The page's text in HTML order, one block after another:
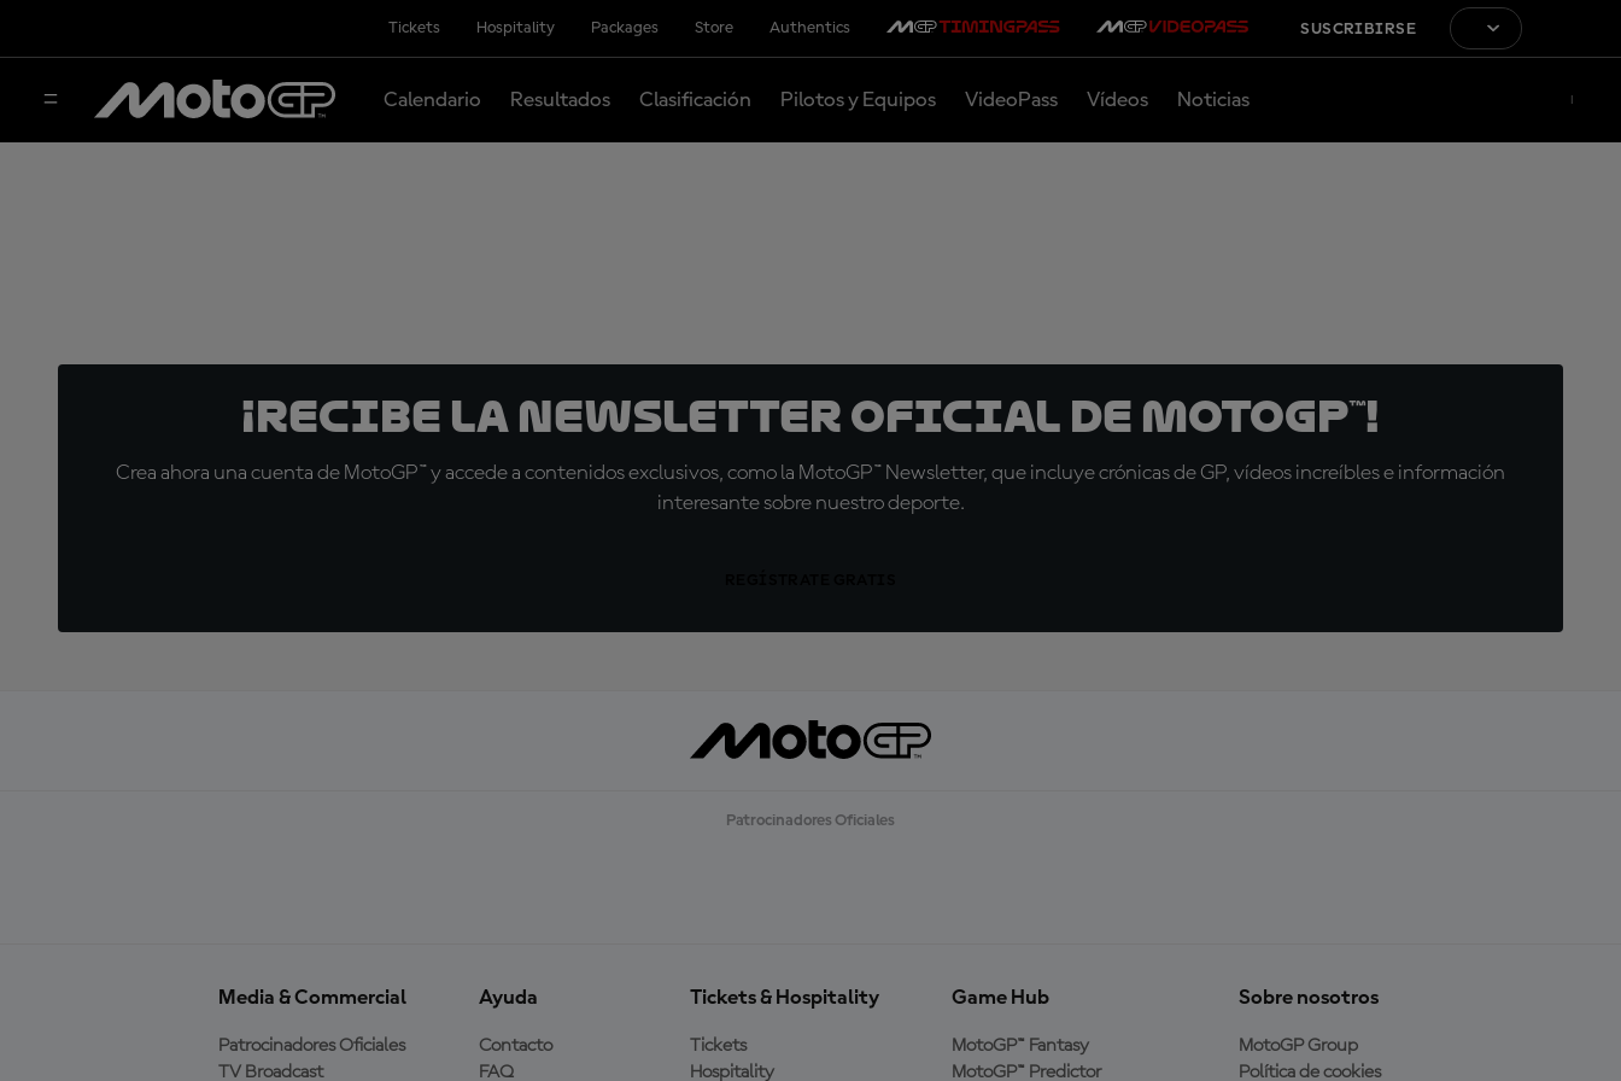
Tickets Hospitality Packages Store Authentics SUSCRIBIRSE
Calendario Resultados Clasificación Pilotos y Equipos VideoPass Vídeos Noticias
¡Recibe la Newsletter oficial de MotoGP™!
Crea ahora una cuenta de MotoGP™ y accede a contenidos exclusivos, como la MotoGP™ Newsletter, que incluye crónicas de GP, vídeos increíbles e información
interesante sobre nuestro deporte.
Patrocinadores Oficiales
Media & Commercial
Patrocinadores Oficiales
TV Broadcast
Ayuda
Contacto
FAQ
Tickets & Hospitality
Tickets
Hospitality
Game Hub
MotoGP™ Fantasy
MotoGP™ Predictor
Sobre nosotros
MotoGP Group
Política de cookies